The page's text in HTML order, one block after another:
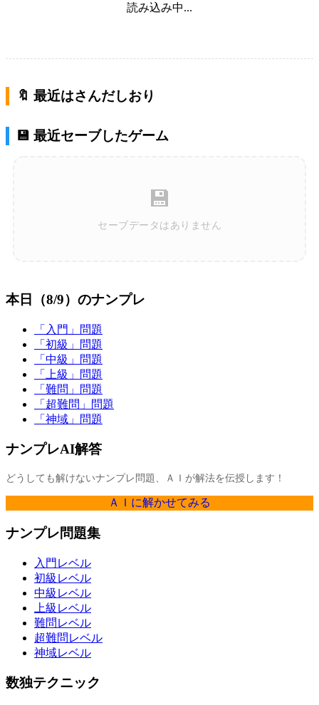
読み込み中...
🔖 最近はさんだしおり
💾 最近セーブしたゲーム
💾
セーブデータはありません
本日（8/9）のナンプレ
「入門」問題
「初級」問題
「中級」問題
「上級」問題
「難問」問題
「超難問」問題
「神域」問題
ナンプレAI解答
どうしても解けないナンプレ問題、ＡＩが解法を伝授します！
ＡＩに解かせてみる
ナンプレ問題集
入門レベル
初級レベル
中級レベル
上級レベル
難問レベル
超難問レベル
神域レベル
数独テクニック